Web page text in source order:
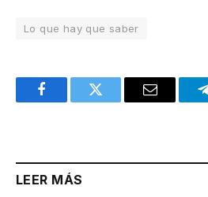
Lo que hay que saber
FacebookTwitter Email
LEER MÁS